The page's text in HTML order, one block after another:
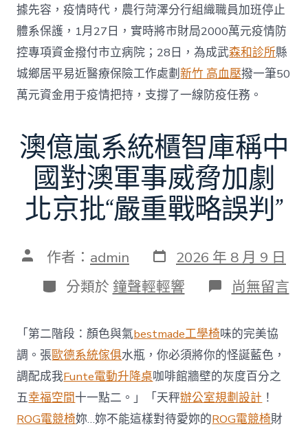
據先容，疫情時代，農行菏澤分行組織職員加班停止
體系保護，1月27日，實時將市財局2000萬元疫情防
控專項資金撥付市立病院；28日，為成武森和診所縣
城鄉居平易近醫療保險工作處劃新竹 高血壓撥一筆50
萬元資金用于疫情把持，支撐了一線防疫任務。
澳億嵐系統櫃智庫稱中
國對澳軍事威脅加劇
北京批“嚴重戰略誤判”
文 作者： admin 發
表
日
期
2026 年 8 月 9 日
分
類
分類於 鐘聲輕輕響 在
〈澳
嵐
系
統
櫃
智
庫
稱
中
尚無留言
「第二階段：顏色與氣bestmade工學椅味的完美協
調。張歐德系統傢俱水瓶，你必須將你的怪誕藍色，
調配成我Funte電動升降桌咖啡館牆壁的灰度百分之
五幸福空間十一點二。」「天秤辦公室規劃設計 ！
ROG電競椅妳…妳不能這樣對待愛妳的ROG電競椅財